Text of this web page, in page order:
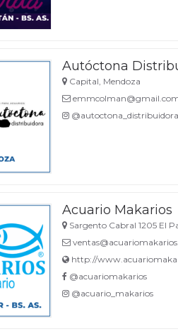
Autóctona
Capital, Mendoza
@autoctona_distribuidora
Acuario Makarios
Sargento Cabral 1205 El
http://
@acuariomakarios
@acuario_makarios